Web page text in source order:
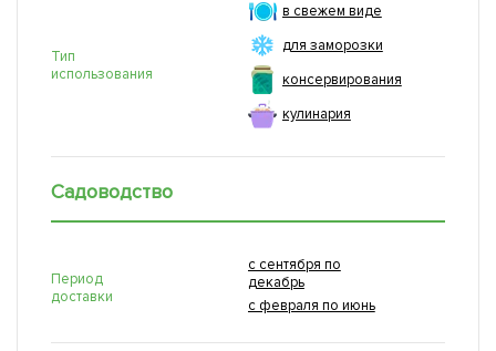
Тип
использования
в свежем виде
для заморозки
консервирования
кулинария
Садоводство
Период
доставки
с сентября по
декабрь
с февраля по июнь